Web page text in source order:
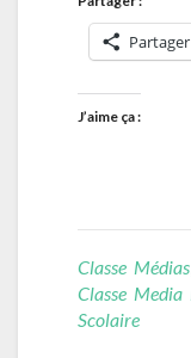
Partager
J’aime ça :
Classe Médias
Classe Media
Scolaire